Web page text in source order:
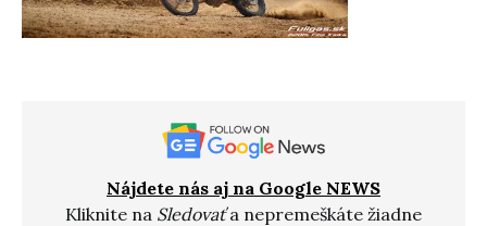
Nájdete nás aj na Google NEWS
Kliknite na Sledovaťa nepremeškáte žiadne